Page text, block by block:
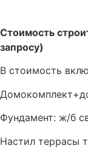
Стоимость
запросу)
В стоимость
Фундамент: ж/б
Настил террасы